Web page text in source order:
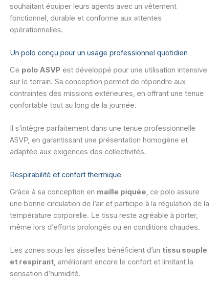
souhaitant équiper leurs agents avec un vêtement
fonctionnel, durable et conforme aux attentes
opérationnelles.
Un polo conçu pour un usage professionnel quotidien
Ce polo ASVP est développé pour une utilisation intensive
sur le terrain. Sa conception permet de répondre aux
contraintes des missions extérieures, en offrant une tenue
confortable tout au long de la journée.
Il s’intègre parfaitement dans une tenue professionnelle
ASVP, en garantissant une présentation homogène et
adaptée aux exigences des collectivités.
Respirabilité et confort thermique
Grâce à sa conception en maille piquée , ce polo assure
une bonne circulation de l’air et participe à la régulation de la
température corporelle. Le tissu reste agréable à porter,
même lors d’efforts prolongés ou en conditions chaudes.
Les zones sous les aisselles bénéficient d’un tissu souple
et respirant, améliorant encore le confort et limitant la
sensation d’humidité.